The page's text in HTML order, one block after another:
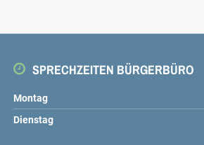
SPRECHZEITEN BÜRGERBÜRO
Montag
Dienstag